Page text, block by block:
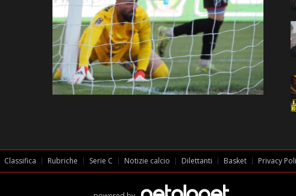
Classifica Rubriche Serie C Notizie calcio Dilettanti Basket Privacy